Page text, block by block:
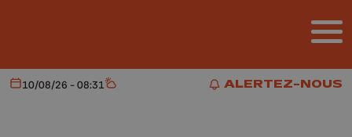
ALERTEZ-NOUS
ALERTEZ-NOUS
Aujourd'hui
10/08/26 - 08:31 Météo